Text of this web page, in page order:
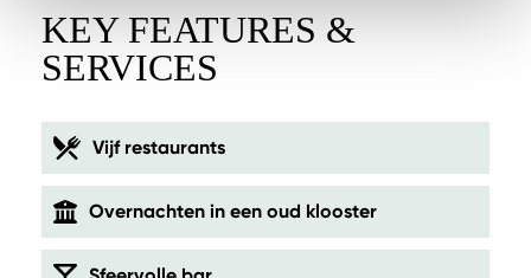
KEY FEATURES &
SERVICES
Vijf restaurants
Overnachten in een oud klooster